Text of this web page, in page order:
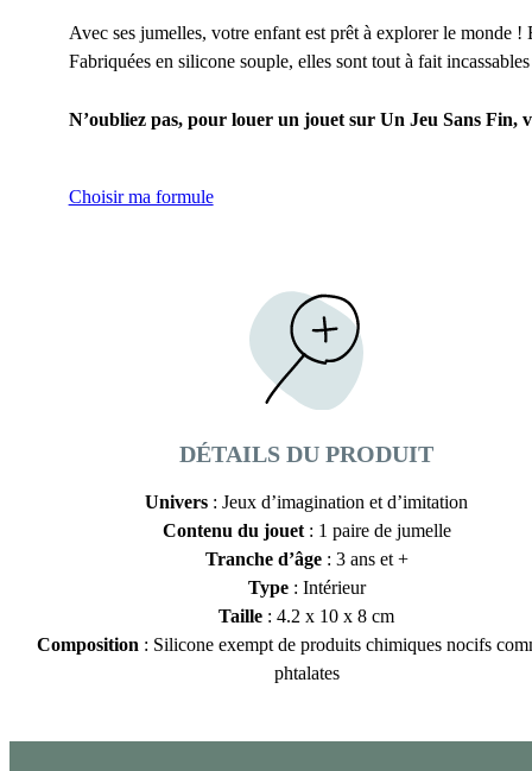
Avec ses jumelles, votre enfant est prêt à explorer le monde
Fabriquées en silicone souple, elles sont tout à fait
N’oubliez pas, pour louer un jouet sur Un Jeu Sans Fin,
Choisir ma formule
DÉTAILS DU PRODUIT
Univers : Jeux d’imagination et d’imitation
Contenu du jouet: 1 paire de jumelle
Tranche d’âge: 3 ans et +
Type: Intérieur
Taille : 4.2 x 10 x 8 cm
Composition : Silicone exempt de produits chimiques nocifs
phtalates